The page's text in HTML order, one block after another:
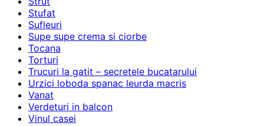
Stufat
Sufleuri
Supe supe crema si ciorbe
Tocana
Torturi
Trucuri la gatit – secretele bucatarului
Urzici loboda spanac leurda macris
Vanat
Verdeturi in balcon
Vinul casei